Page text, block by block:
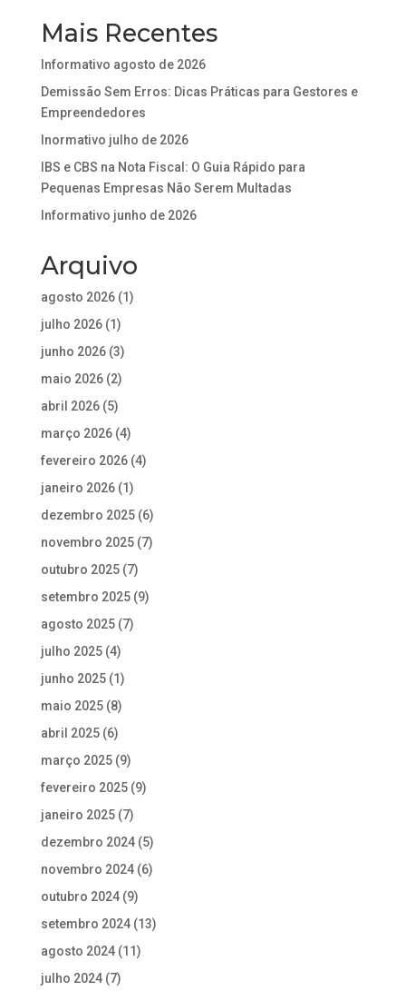
Mais Recentes
Informativo agosto de 2026
Demissão Sem Erros: Dicas Práticas para Gestores e
Empreendedores
Inormativo julho de 2026
IBS e CBS na Nota Fiscal: O Guia Rápido para
Pequenas Empresas Não Serem Multadas
Informativo junho de 2026
Arquivo
agosto 2026(1)
julho 2026(1)
junho 2026(3)
maio 2026(2)
abril 2026(5)
março 2026(4)
fevereiro 2026(4)
janeiro 2026(1)
dezembro 2025(6)
novembro 2025(7)
outubro 2025(7)
setembro 2025(9)
agosto 2025(7)
julho 2025(4)
junho 2025(1)
maio 2025(8)
abril 2025(6)
março 2025(9)
fevereiro 2025(9)
janeiro 2025(7)
dezembro 2024(5)
novembro 2024(6)
outubro 2024(9)
setembro 2024(13)
agosto 2024(11)
julho 2024(7)